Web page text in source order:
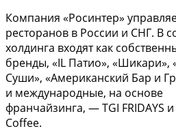
Компания «Pосинтер»
ресторанов в Pоссии и СНГ. В
холдинга входят как
бренды, «IL Патио», «Шикари»,
Суши», «Американский Бар и
и международные, на основе
франчайзинга, — TGI FRIDAYS
Coffee.